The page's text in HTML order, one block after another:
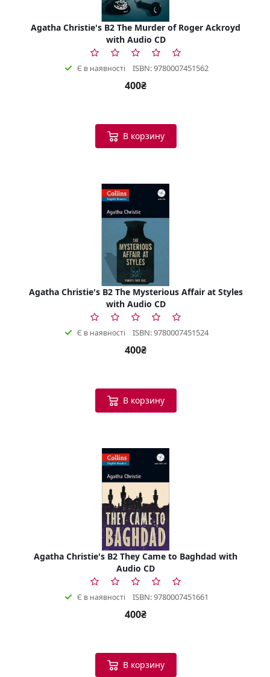
Agatha Christie's B2 The Murder of Roger Ackroyd
with Audio CD
Є в наявності ISBN: 9780007451562
400₴
В корзину
Agatha Christie's B2 The Mysterious Affair at Styles
with Audio CD
Є в наявності ISBN: 9780007451524
400₴
В корзину
Agatha Christie's B2 They Came to Baghdad with
Audio CD
Є в наявності ISBN: 9780007451661
400₴
В корзину